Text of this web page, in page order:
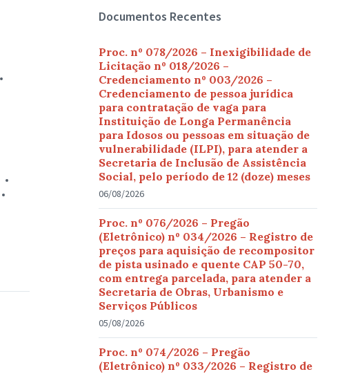
Documentos Recentes
Proc. nº 078/2026 – Inexigibilidade de
Licitação nº 018/2026 –
Credenciamento nº 003/2026 –
Credenciamento de pessoa jurídica
para contratação de vaga para
Instituição de Longa Permanência
para Idosos ou pessoas em situação de
vulnerabilidade (ILPI), para atender a
Secretaria de Inclusão de Assistência
Social, pelo período de 12 (doze) meses
06/08/2026
Proc. nº 076/2026 – Pregão
(Eletrônico) nº 034/2026 – Registro de
preços para aquisição de recompositor
de pista usinado e quente CAP 50-70,
com entrega parcelada, para atender a
Secretaria de Obras, Urbanismo e
Serviços Públicos
05/08/2026
Proc. nº 074/2026 – Pregão
(Eletrônico) nº 033/2026 – Registro de